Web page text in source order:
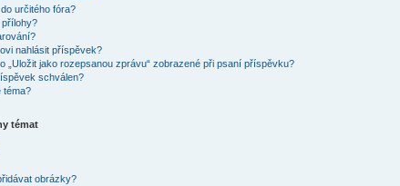
určitého fóra?
přílohy?
nahlásit příspěvek?
„Uložit jako rozepsanou zprávu“ zobrazené při psaní příspěvku?
schválen?
téma?
témat
obrázky?